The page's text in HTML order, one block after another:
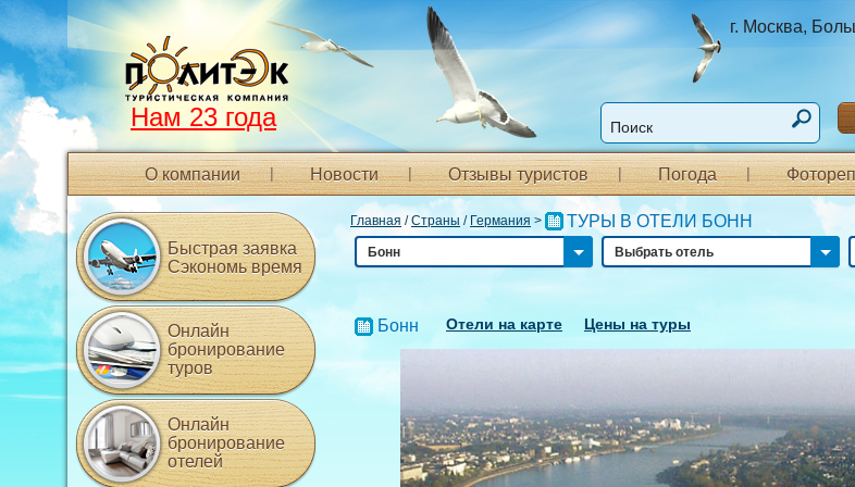
г. Москва,
Нам 23 года
О компании Новости Отзывы туристов Погода
Главная /Страны / Германия > ТУРЫ В ОТЕЛИ БОНН
Бонн Выбрать отель
Бонн Отели на карте Цены на туры
Быстрая заявка
Сэкономь время
Онлайн
бронирование
туров
Онлайн
бронирование
отелей